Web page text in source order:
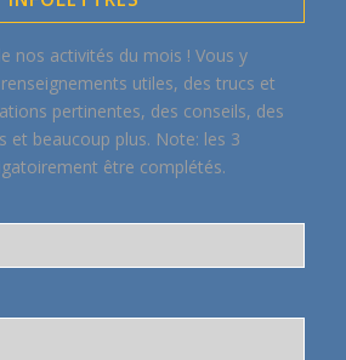
nos activités du mois ! Vous y
utiles, des trucs et
pertinentes, des conseils, des
et beaucoup plus. Note: les 3
être complétés.